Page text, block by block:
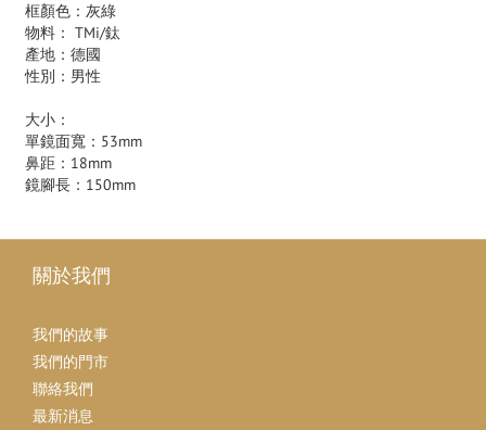
框顏色：灰綠
物料： TMi/鈦
產地：德國
性別：男性
大小：
單鏡面寬：53mm
鼻距：18mm
鏡腳長：150mm
關於我們
我們的故事
我們的門市
聯絡我們
最新消息